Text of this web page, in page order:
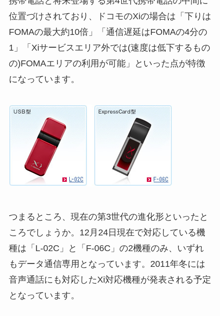
位置づけされており、ドコモのXiの場合は「下りは
FOMAの最大約10倍」「通信遅延はFOMAの4分の
1」「Xiサービスエリア外では(速度は低下するもの
の)FOMAエリアの利用が可能」といった点が特徴
になっています。
つまるところ、現在の第3世代の進化形といったと
ころでしょうか。12月24日現在で対応している機
種は「L-02C」と「F-06C」の2機種のみ、いずれ
もデータ通信専用となっています。2011年冬には
音声通話にも対応したXi対応機種が発表される予定
となっています。